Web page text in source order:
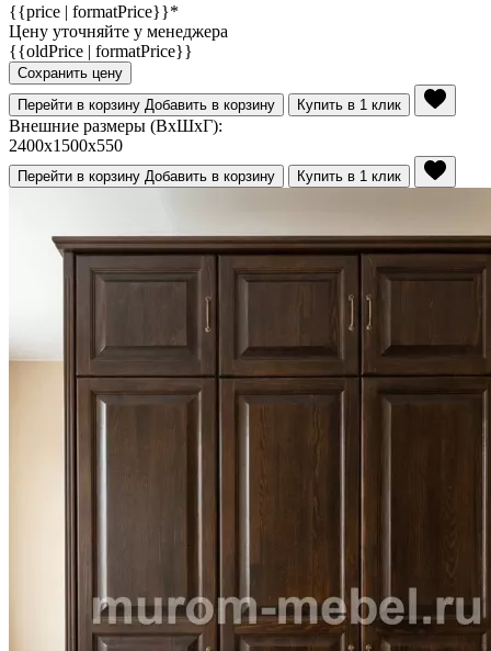
{{price | formatPrice}}*
Цену уточняйте у менеджера
{{oldPrice | formatPrice}}
Сохранить цену
Перейти в корзину Добавить в корзину Купить в 1 клик
Внешние размеры (ВхШхГ):
2400x1500x550
Перейти в корзину Добавить в корзину Купить в 1 клик